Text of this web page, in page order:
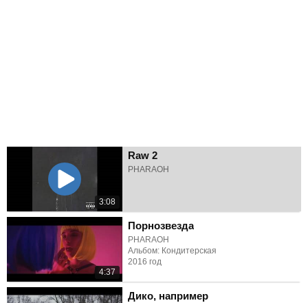
3:08
Raw 2
PHARAOH
4:37
Порнозвезда
PHARAOH
Альбом: Кондитерская
2016 год
Дико, например